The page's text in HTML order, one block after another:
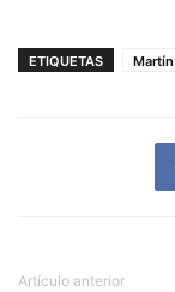
ETIQUETAS
Artículo anterior